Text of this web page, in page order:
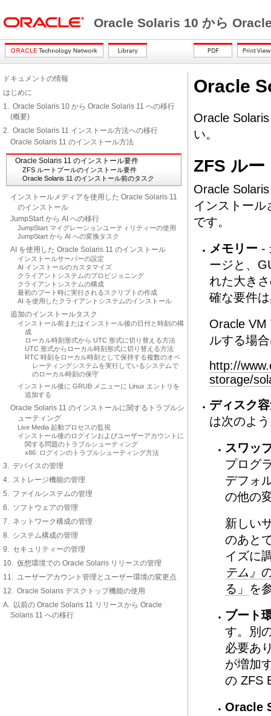
Oracle Solaris 10 から
ドキュメントの情報
はじめに
1. Oracle Solaris 10 から Oracle Solaris 11 への移行
(概要)
2. Oracle Solaris 11 インストール方法への移行
Oracle Solaris 11 のインストール方法
Oracle Solaris 11 のインストール要件
ZFS ルートプールのインストール要件
Oracle Solaris 11 のインストール前のタスク
インストールメディアを使用した Oracle Solaris 11
のインストール
JumpStart から AI への移行
JumpStart マイグレーションユーティリティーの使用
JumpStart から AI への変換タスク
AI を使用した Oracle Solaris 11 のインストール
インストールサーバーの設定
AI インストールのカスタマイズ
クライアントシステムのプロビジョニング
クライアントシステムの構成
最初のブート時に実行されるスクリプトの作成
AI を使用したクライアントシステムのインストール
追加のインストールタスク
インストール前またはインストール後の日付と時刻の構
成
ローカル時刻形式から UTC 形式に切り替える方法
UTC 形式からローカル時刻形式に切り替える方法
RTC 時刻をローカル時刻として保持する複数のオペ
レーティングシステムを実行しているシステムで
のローカル時刻の保守
インストール後に GRUB メニューに Linux エントリを
追加する
Oracle Solaris 11 のインストールに関するトラブルシ
ューティング
Live Media 起動プロセスの監視
インストール後のログインおよびユーザーアカウントに
関する問題のトラブルシューティング
x86: ログインのトラブルシューティング方法
3. デバイスの管理
4. ストレージ機能の管理
5. ファイルシステムの管理
6. ソフトウェアの管理
7. ネットワーク構成の管理
8. システム構成の管理
9. セキュリティーの管理
10. 仮想環境での Oracle Solaris リリースの管理
11. ユーザーアカウント管理とユーザー環境の変更点
12. Oracle Solaris デスクトップ機能の使用
A. 以前の Oracle Solaris 11 リリースから Oracle
Solaris 11 への移行
Oracle
Oracle
い。
ZFS ルー
Oracle
インストー
です。
メモリー -
ージと、
れた大き
確な要件
Oracle VM
ルする場
http://
storage/
ディスク
は次のよ
スワッ
プログ
デフォ
の他の
新しい
のあと
イズに
テム』
る」 を
ブート
す。別
必要あ
が増加
の ZFS
Oracle